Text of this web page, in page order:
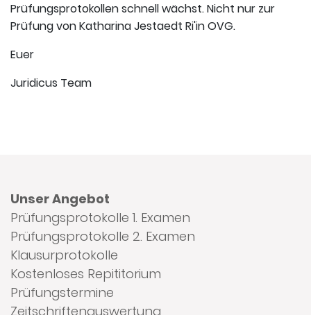
Prüfungsprotokollen schnell wächst. Nicht nur zur
Prüfung von Katharina Jestaedt Ri'in OVG.
Euer
Juridicus Team
Unser Angebot
Prüfungsprotokolle 1. Examen
Prüfungsprotokolle 2. Examen
Klausurprotokolle
Kostenloses Repititorium
Prüfungstermine
Zeitschriftenauswertung